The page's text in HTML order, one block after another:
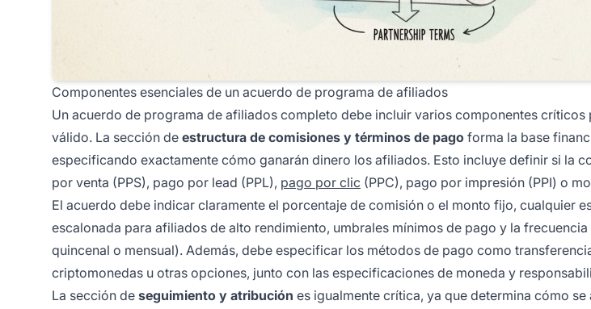
Componentes esenciales de un acuerdo de programa de afiliados
Un acuerdo de programa de afiliados completo debe incluir varios componentes
válido. La sección de estructura de comisiones y términos de pago forma la base
especificando exactamente cómo ganarán dinero los afiliados. Esto incluye definir si la
por venta (PPS), pago por lead (PPL), pago por clic (PPC), pago por impresión (PPI) o
El acuerdo debe indicar claramente el porcentaje de comisión o el monto fijo, cualquier
escalonada para afiliados de alto rendimiento, umbrales mínimos de pago y la
quincenal o mensual). Además, debe especificar los métodos de pago como
criptomonedas u otras opciones, junto con las especificaciones de moneda y
La sección de seguimiento y atribución es igualmente crítica, ya que determina cómo se